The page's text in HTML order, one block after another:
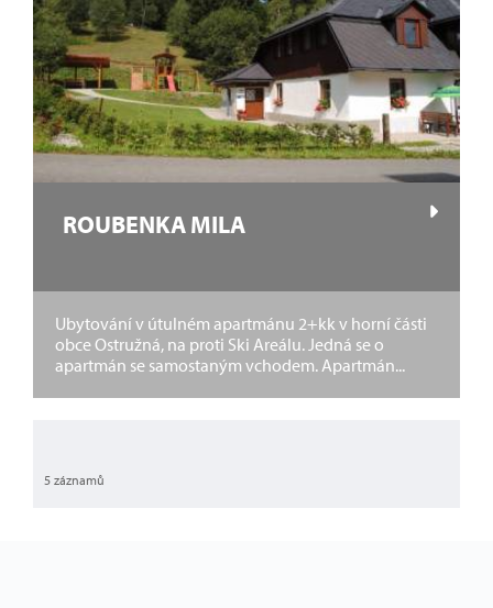
ROUBENKA MILA
Ubytování v útulném apartmánu 2+kk v horní části
obce Ostružná, na proti Ski Areálu. Jedná se o
apartmán se samostaným vchodem. Apartmán...
5 záznamů